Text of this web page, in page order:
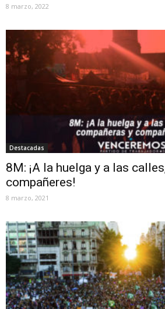
8 marzo, 2022
Destacadas
8M: ¡A la huelga y a las
compañeres!
8 marzo, 2021